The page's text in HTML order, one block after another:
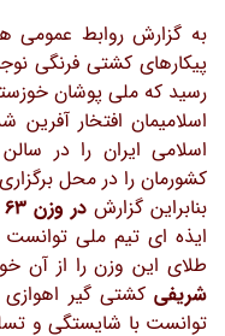
به گزارش روابط
پیکارهای کشتی فرنگی
رسید که ملی پوشان
اسلامیمان افتخار
اسلامی ایران را در
کشورمان را در محل برگزاری
بنابراین گزارش در وزن 63 کیلوگرم پیام بویری
ایذه ای تیم ملی
طلای این وزن را از آن
شریفیکشتی گیر اهوازی
توانست با شایستگی و